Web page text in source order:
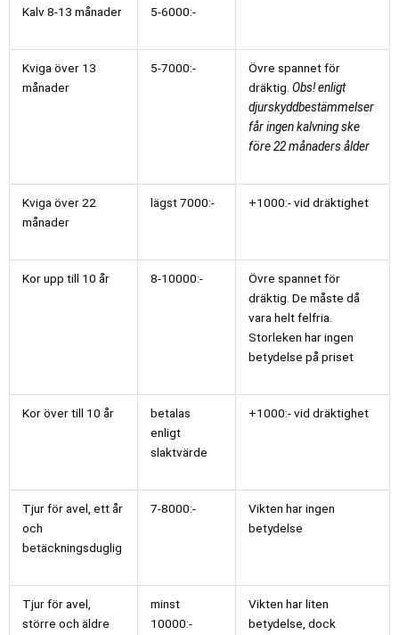
Kalv 8-13 månader 5-6000:-
Kviga över 13
månader
5-7000:-
Övre spannet för
dräktig. Obs! enligt
djurskyddbestämmelser
får ingen kalvning ske
före 22 månaders ålder
Kviga över 22
månader
lägst 7000:- +1000:- vid dräktighet
Kor upp till 10 år 8-10000:-
Övre spannet för
dräktig. De måste då
vara helt felfria.
Storleken har ingen
betydelse på priset
Kor över till 10 år
betalas
enligt
slaktvärde
+1000:- vid dräktighet
Tjur för avel, ett år
och
betäckningsduglig
7-8000:-
Vikten har ingen
betydelse
Tjur för avel,
större och äldre
minst
10000:-
Vikten har liten
betydelse, dock